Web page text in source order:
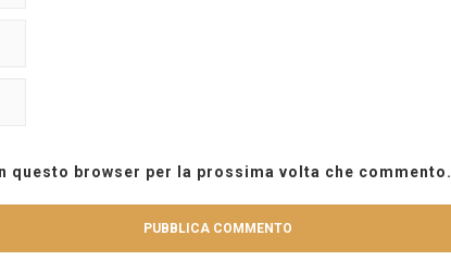
questo browser per la prossima volta che commento.